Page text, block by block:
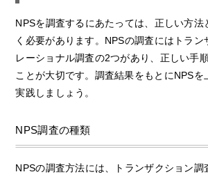
NPSを調査するにあたっては、正しい方法
く必要があります。NPSの調査にはトラン
レーショナル調査の2つがあり、正しい手
ことが大切です。調査結果をもとにNPSを
実践しましょう。
NPS調査の種類
NPSの調査方法には、トランザクション調